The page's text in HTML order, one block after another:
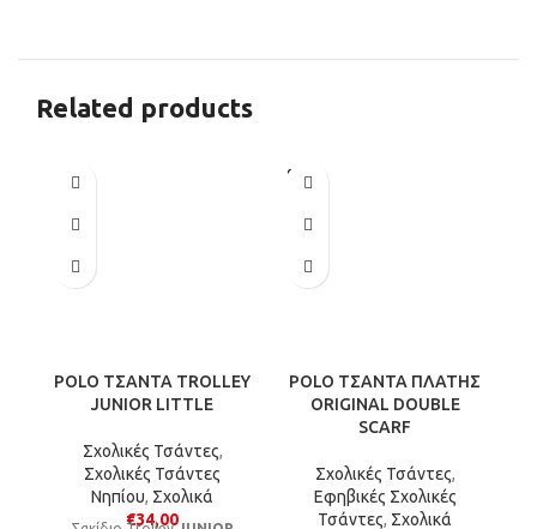
Related products
POLO ΤΣΑΝΤΑ TROLLEY
JUNIOR LITTLE
Σχολικές Τσάντες,
Σχολικές Τσάντες
Νηπίου, Σχολικά
€34,00
SOLD
OUT
POLO ΤΣΑΝΤΑ ΠΛΑΤΗΣ
ORIGINAL DOUBLE
SCARF
Σχολικές Τσάντες,
Εφηβικές Σχολικές
Τσάντες, Σχολικά